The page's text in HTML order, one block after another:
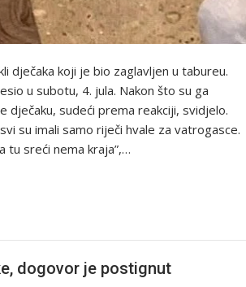
dječaka koji je bio zaglavljen u tabureu.
u subotu, 4. jula. Nakon što su ga
dječaku, sudeći prema reakciji, svidjelo.
su imali samo riječi hvale za vatrogasce.
tu sreći nema kraja”,…
dogovor je postignut